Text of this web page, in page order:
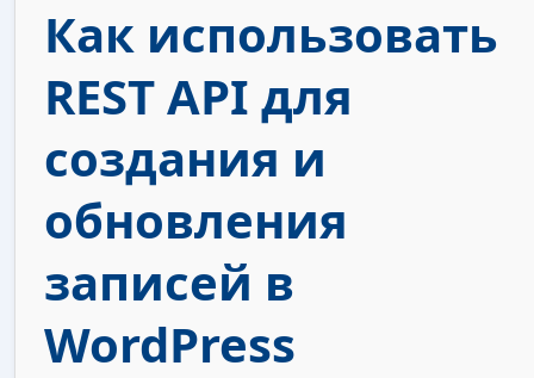
Как использовать
REST API для
создания и
обновления
записей в
WordPress